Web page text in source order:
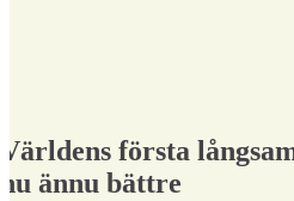
Världens första
nu ännu bättre